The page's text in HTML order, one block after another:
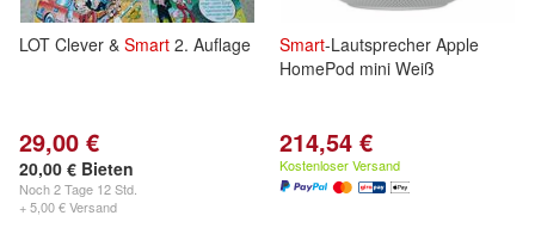
LOT Clever & Smart 2. Auflage
29,00 €
20,00 € Bieten
Noch2 Tage 12 Std.
+ 5,00 € Versand
Smart-Lautsprecher Apple
HomePod mini Weiß
214,54 €
Kostenloser Versand